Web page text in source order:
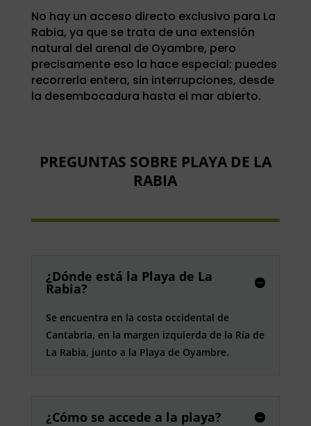
No hay un acceso directo exclusivo para La
Rabia, ya que se trata de una extensión
natural del arenal de Oyambre, pero
precisamente eso la hace especial: puedes
recorrerla entera, sin interrupciones, desde
la desembocadura hasta el mar abierto.
PREGUNTAS SOBRE PLAYA DE LA
RABIA
¿Dónde está la Playa de La
Rabia?
Se encuentra en la costa occidental de
Cantabria, en la margen izquierda de la Ría de
La Rabia, junto a la Playa de Oyambre.
¿Cómo se accede a la playa?